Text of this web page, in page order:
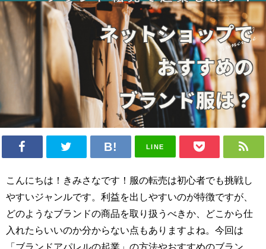
LINE
こんにちは！きみさなです！服の転売は初心者でも挑戦し
やすいジャンルです。利益を出しやすいのが特徴ですが、
どのようなブランドの商品を取り扱うべきか、どこから仕
入れたらいいのか分からない点もありますよね。今回は
「ブランドアパレルの起業」の方法やおすすめのブラン